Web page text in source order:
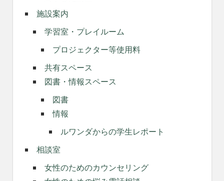
施設案内
学習室・プレイルーム
プロジェクター等使用料
共有スペース
図書・情報スペース
図書
情報
ルワンダからの学生レポート
相談室
女性のためのカウンセリング